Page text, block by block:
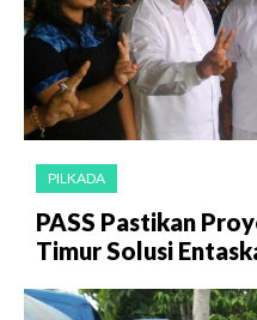
PILKADA
PASS Pastikan
Timur Solusi